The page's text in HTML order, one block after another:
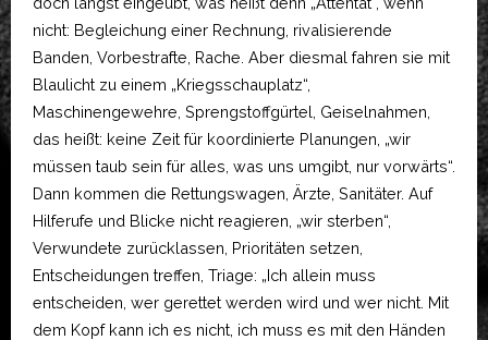
nicht: Begleichung einer Rechnung, rivalisierende
Banden, Vorbestrafte, Rache. Aber diesmal fahren sie mit
Blaulicht zu einem „Kriegsschauplatz“,
Maschinengewehre, Sprengstoffgürtel, Geiselnahmen,
das heißt: keine Zeit für koordinierte Planungen, „wir
müssen taub sein für alles, was uns umgibt, nur vorwärts“.
Dann kommen die Rettungswagen, Ärzte, Sanitäter. Auf
Hilferufe und Blicke nicht reagieren, „wir sterben“,
Verwundete zurücklassen, Prioritäten setzen,
Entscheidungen treffen, Triage: „Ich allein muss
entscheiden, wer gerettet werden wird und wer nicht. Mit
dem Kopf kann ich es nicht, ich muss es mit den Händen